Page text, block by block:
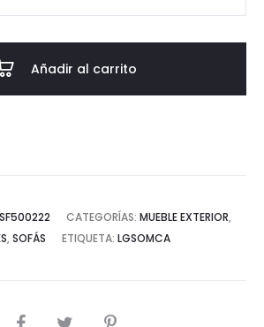
Añadir al carrito
CATEGORÍAS: MUEBLE EXTERIOR,
, SOFÁS ETIQUETA: LGSOMCA
COMPARTIR